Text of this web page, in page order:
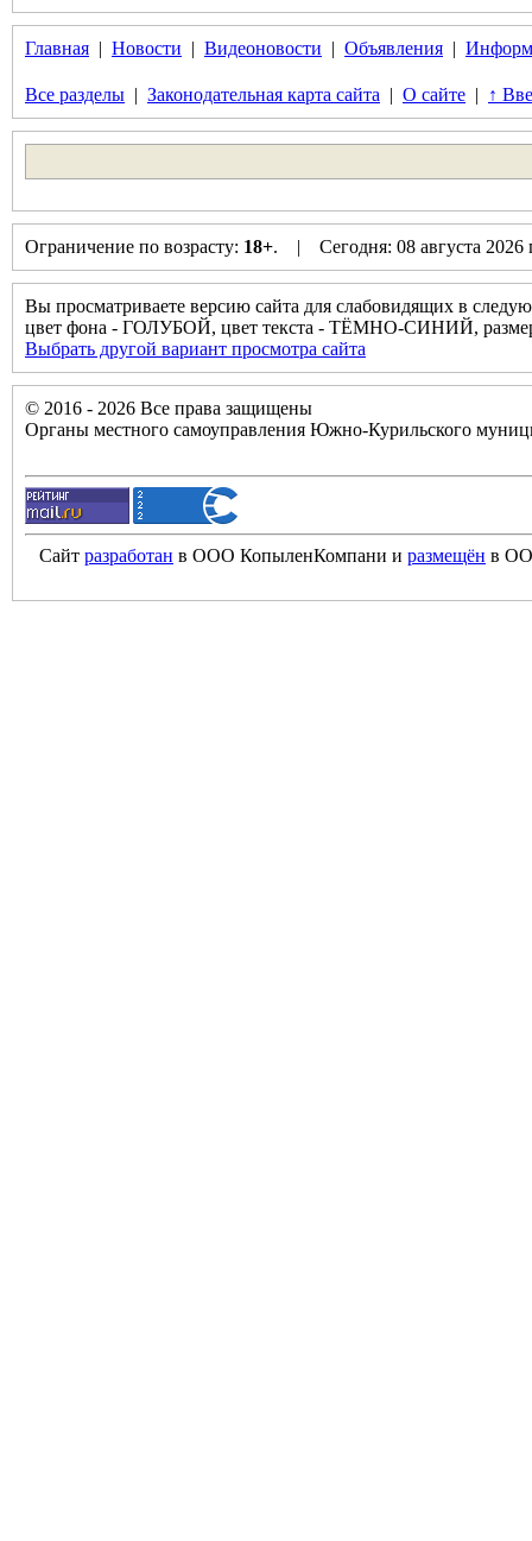
Главная | Новости | Видеоновости | Объявления |
Все разделы | Законодательная карта сайта | О сайте | ↑
Ограничение по возрасту: 18+. | Сегодня: 08 августа
Вы просматриваете версию сайта для слабовидящих в
цвет фона - ГОЛУБОЙ, цвет текста - ТЁМНО-СИНИЙ,
Выбрать другой вариант просмотра сайта
© 2016 - 2026 Все права защищены
Органы местного самоуправления Южно-Курильского
Сайт разработан в ООО КопыленКомпани и размещён в